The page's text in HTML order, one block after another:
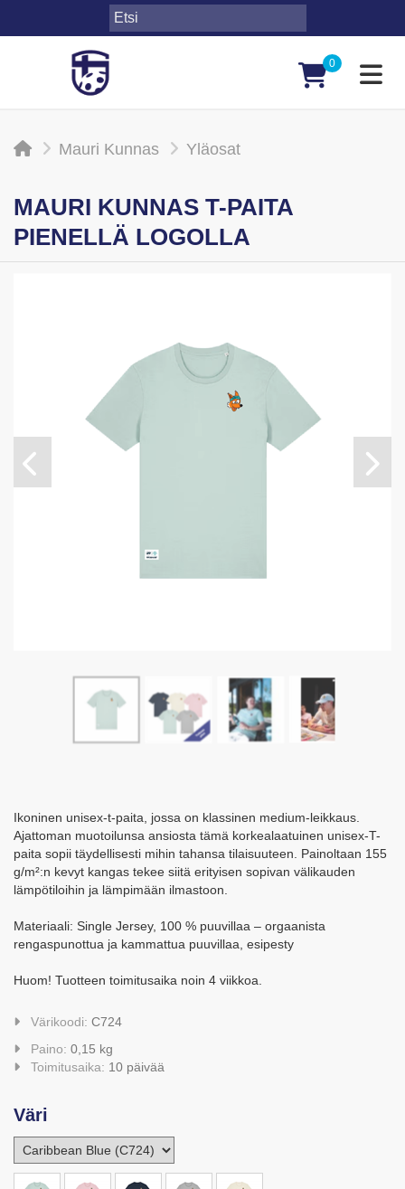
0
Mauri Kunnas Yläosat
MAURI KUNNAS T-PAITA
PIENELLÄ LOGOLLA
Ikoninen unisex-t-paita, jossa on klassinen medium-leikkaus.
Ajattoman muotoilunsa ansiosta tämä korkealaatuinen unisex-T-
paita sopii täydellisesti mihin tahansa tilaisuuteen. Painoltaan 155
g/m²:n kevyt kangas tekee siitä erityisen sopivan välikauden
lämpötiloihin ja lämpimään ilmastoon.
Materiaali: Single Jersey, 100 % puuvillaa – orgaanista
rengaspunottua ja kammattua puuvillaa, esipesty
Huom! Tuotteen toimitusaika noin 4 viikkoa.
Värikoodi: C724
Paino: 0,15 kg
Toimitusaika: 10 päivää
Väri